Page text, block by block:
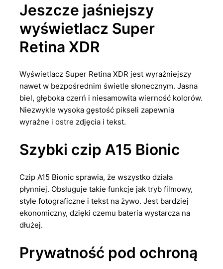
Jeszcze jaśniejszy
wyświetlacz Super
Retina XDR
Wyświetlacz Super Retina XDR jest wyraźniejszy
nawet w bezpośrednim świetle słonecznym. Jasna
biel, głęboka czerń i niesamowita wierność kolorów.
Niezwykle wysoka gęstość pikseli zapewnia
wyraźne i ostre zdjęcia i tekst.
Szybki czip A15 Bionic
Czip A15 Bionic sprawia, że ​​wszystko działa
płynniej. Obsługuje takie funkcje jak tryb filmowy,
style fotograficzne i tekst na żywo. Jest bardziej
ekonomiczny, dzięki czemu bateria wystarcza na
dłużej.
Prywatność pod ochroną